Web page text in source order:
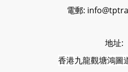
電郵:
地址:
香港九龍觀塘鴻圖